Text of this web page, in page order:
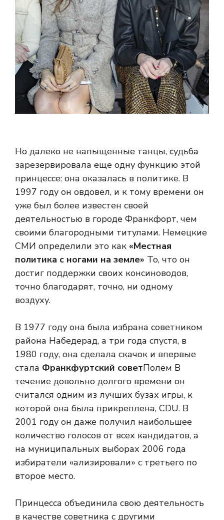
Но далеко не напыщенные танцы, судьба
зарезервировала еще одну функцию этой
принцессе: она оказалась в политике. В
1997 году он овдовел, и к тому времени он
уже был более известен своей
деятельностью в городе Франкфорт, чем
своими благородными титулами. Немецкие
СМИ определили это как «Местная
политика с ногами на земле» То, что он
достиг поддержки своих консиноводов,
точно благодарят, точно, ни одному
воздуху.
В 1977 году она была избрана советником
района Набедерад, а три года спустя, в
1980 году, она сделала скачок и впервые
стала Франкфуртский советПолем В
течение довольно долгого времени он
считался одним из лучших бузах игры, к
которой она была прикреплена, CDU. В
2001 году он даже получил наибольшее
количество голосов от всех кандидатов, а
на муниципальных выборах 2006 года
избиратели «ализировали» с третьего по
второе место.
Принцесса объединила свою деятельность
в качестве советника с другими